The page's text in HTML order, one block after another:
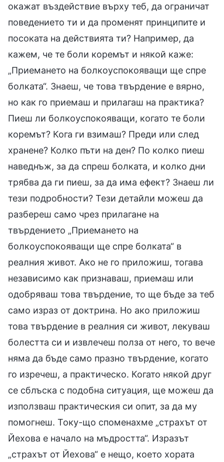
окажат въздействие върху теб, да ограничат
поведението ти и да променят принципите и
посоката на действията ти? Например, да
кажем, че те боли коремът и някой каже:
„Приемането на болкоуспокояващи ще спре
болката“. Знаеш, че това твърдение е вярно,
но как го приемаш и прилагаш на практика?
Пиеш ли болкоуспокояващи, когато те боли
коремът? Кога ги взимаш? Преди или след
хранене? Колко пъти на ден? По колко пиеш
наведнъж, за да спреш болката, и колко дни
трябва да ги пиеш, за да има ефект? Знаеш ли
тези подробности? Тези детайли можеш да
разбереш само чрез прилагане на
твърдението „Приемането на
болкоуспокояващи ще спре болката“ в
реалния живот. Ако не го приложиш, тогава
независимо как признаваш, приемаш или
одобряваш това твърдение, то ще бъде за теб
само израз от доктрина. Но ако приложиш
това твърдение в реалния си живот, лекуваш
болестта си и извлечеш полза от него, то вече
няма да бъде само празно твърдение, когато
го изречеш, а практическо. Когато някой друг
се сблъска с подобна ситуация, ще можеш да
използваш практическия си опит, за да му
помогнеш. Току-що споменахме „страхът от
Йехова е начало на мъдростта“. Изразът
„страхът от Йехова“ е нещо, което хората